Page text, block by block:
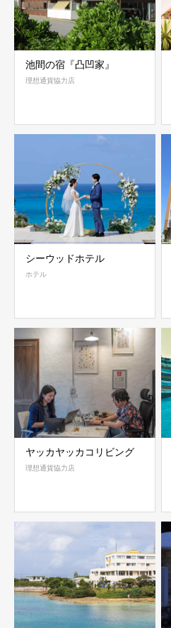
池間の宿『凸凹家』
理想通貨協力店
シーウッドホテル
ホテル
ヤッカヤッカコリビング
理想通貨協力店